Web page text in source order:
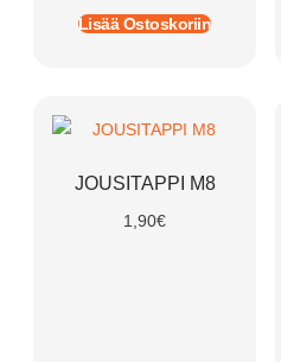
Lisää Ostoskoriin
JOUSITAPPI M8
1,90€